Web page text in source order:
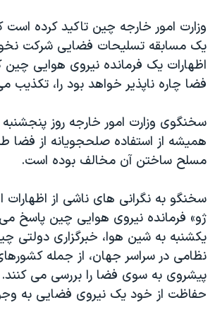
تریبونال مردمی آبان ۹۸
دادگاه حمید نوری
چهل سال گروگان‌گیری
اعتراضات مردمی آبان ۹۸
اسرائیل در جنگ
همایش محافظه‌کاران آمریکا «سی‌پک»
صفحه‌های ویژه
سفر پرزیدنت ترامپ به چین
وزارت امور خارجه چین تاکید کرده است
یک مسابقه تسلیحات فضایی شرکت
اظهارات یک فرمانده نیروی هوایی
فضا چاره ناپذیر خواهد بود را، تکذیب
سخنگوی وزارت امور خارجه روز
همیشه از استفاده صلحجویانه از فضا
مسلح ساختن آن مخالف بوده است.
سخنگو به نگرانی های ناشی از اظهارات
ژو» فرمانده نیروی هوایی چین پاسخ می
یکشنبه به شین هوا، خبرگزاری دولتی
نظامی در سراسر جهان، از جمله
پیشروی به سوی فضا را بررسی می کنند.
حفاظت از خود یک نیروی فضایی به